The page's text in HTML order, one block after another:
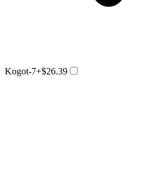
Kogot-7+$26.39